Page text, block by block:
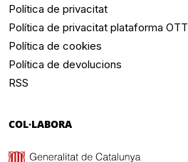
Política de privacitat
Política de privacitat plataforma OTT
Política de cookies
Política de devolucions
RSS
COL·LABORA